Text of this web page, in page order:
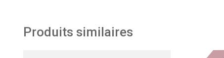
Produits similaires